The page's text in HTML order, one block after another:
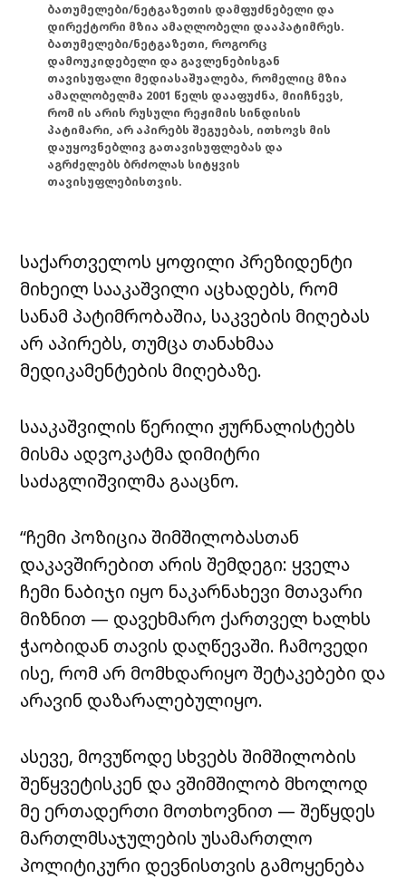
ბათუმელები/ნეტგაზეთის დამფუძნებელი და
დირექტორი მზია ამაღლობელი დააპატიმრეს.
ბათუმელები/ნეტგაზეთი, როგორც
დამოუკიდებელი და გავლენებისგან
თავისუფალი მედიასაშუალება, რომელიც მზია
ამაღლობელმა 2001 წელს დააფუძნა, მიიჩნევს,
რომ ის არის რუსული რეჟიმის სინდისის
პატიმარი, არ აპირებს შეგუებას, ითხოვს მის
დაუყოვნებლივ გათავისუფლებას და
აგრძელებს ბრძოლას სიტყვის
თავისუფლებისთვის.
საქართველოს ყოფილი პრეზიდენტი
მიხეილ სააკაშვილი აცხადებს, რომ
სანამ პატიმრობაშია, საკვების მიღებას
არ აპირებს, თუმცა თანახმაა
მედიკამენტების მიღებაზე.
სააკაშვილის წერილი ჟურნალისტებს
მისმა ადვოკატმა დიმიტრი
საძაგლიშვილმა გააცნო.
“ჩემი პოზიცია შიმშილობასთან
დაკავშირებით არის შემდეგი: ყველა
ჩემი ნაბიჯი იყო ნაკარნახევი მთავარი
მიზნით — დავეხმარო ქართველ ხალხს
ჭაობიდან თავის დაღწევაში. ჩამოვედი
ისე, რომ არ მომხდარიყო შეტაკებები და
არავინ დაზარალებულიყო.
ასევე, მოვუწოდე სხვებს შიმშილობის
შეწყვეტისკენ და ვშიმშილობ მხოლოდ
მე ერთადერთი მოთხოვნით — შეწყდეს
მართლმსაჯულების უსამართლო
პოლიტიკური დევნისთვის გამოყენება